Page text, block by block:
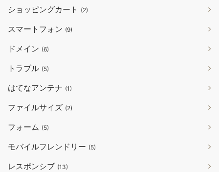
ショッピングカート (2)
スマートフォン (9)
ドメイン (6)
トラブル (5)
はてなアンテナ (1)
ファイルサイズ (2)
フォーム (5)
モバイルフレンドリー (5)
レスポンシブ (13)